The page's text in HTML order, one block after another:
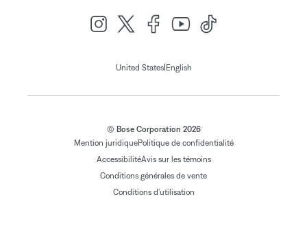
United States| English
© Bose Corporation 2026
Mention juridiquePolitique de confidentialité
AccessibilitéAvis sur les témoins
Conditions générales de vente
Conditions d'utilisation